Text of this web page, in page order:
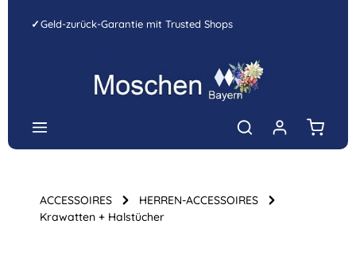
Zum Hauptinhalt springen
✓Geld-zurück-Garantie mit Trusted Shops
ACCESSOIRES
HERREN-ACCESSOIRES
Krawatten + Halstücher